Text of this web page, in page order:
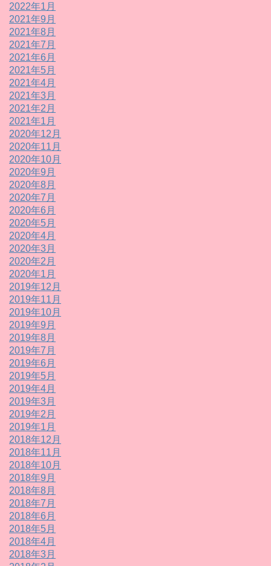
2022年1月
2021年9月
2021年8月
2021年7月
2021年6月
2021年5月
2021年4月
2021年3月
2021年2月
2021年1月
2020年12月
2020年11月
2020年10月
2020年9月
2020年8月
2020年7月
2020年6月
2020年5月
2020年4月
2020年3月
2020年2月
2020年1月
2019年12月
2019年11月
2019年10月
2019年9月
2019年8月
2019年7月
2019年6月
2019年5月
2019年4月
2019年3月
2019年2月
2019年1月
2018年12月
2018年11月
2018年10月
2018年9月
2018年8月
2018年7月
2018年6月
2018年5月
2018年4月
2018年3月